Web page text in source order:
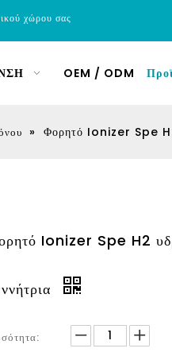
χώρου σας
OEM / ODM
» Φορητό Ionizer Spe H2
Ionizer Spe H2